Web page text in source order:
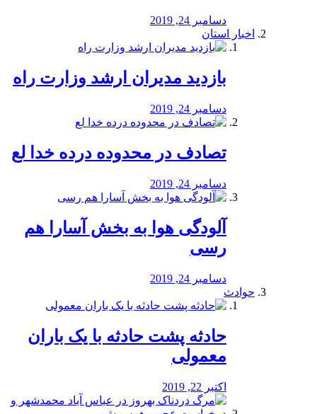
دسامبر 24, 2019
اخبار استان
بازدید مدیران ارشد وزارت راه
دسامبر 24, 2019
تصادف در محدوده درده خدا لع
دسامبر 24, 2019
آلودگی هوا به بخش آسارا هم
رسی
دسامبر 24, 2019
حوادث
️حادثه پشت حادثه با یک باران
معمولی
اکتبر 22, 2019